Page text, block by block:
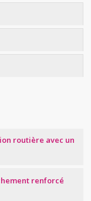
routière avec un
renforcé